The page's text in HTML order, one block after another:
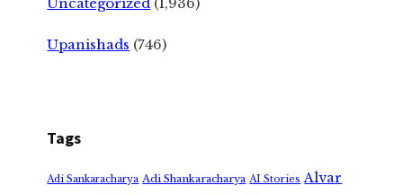
Upanishads (746)
Tags
Adi Sankaracharya Adi Shankaracharya AI Stories Alvar